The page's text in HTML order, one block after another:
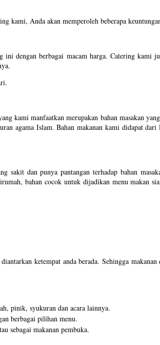
kami, Anda akan memperoleh beberapa
dengan berbagai macam harga. Catering kami
kami manfaatkan merupakan bahan masakan
agama Islam. Bahan makanan kami didapat
dan punya pantangan terhadap bahan
bahan cocok untuk dijadikan menu makan
ketempat anda berada. Sehingga
pinik, syukuran dan acara lainnya.
berbagai pilihan menu.
sebagai makanan pembuka.